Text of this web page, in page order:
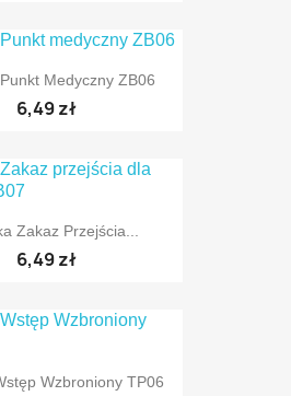
Medyczny ZB06
6,49 zł
Zakaz Przejścia...
6,49 zł
Wzbroniony TP06